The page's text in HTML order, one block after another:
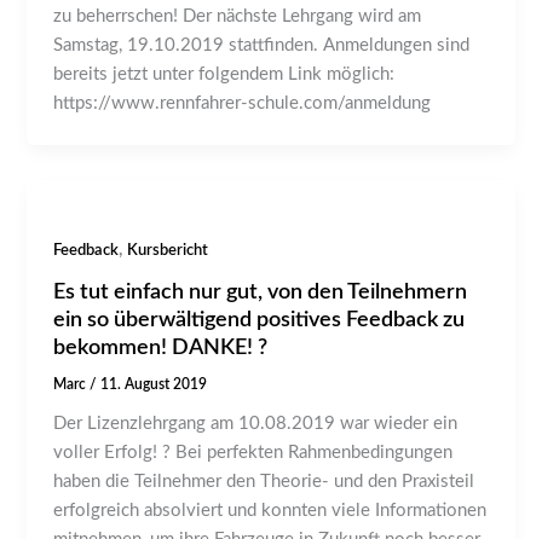
zu beherrschen! Der nächste Lehrgang wird am
Samstag, 19.10.2019 stattfinden. Anmeldungen sind
bereits jetzt unter folgendem Link möglich:
https://www.rennfahrer-schule.com/anmeldung
Feedback, Kursbericht
Es tut einfach nur gut, von den Teilnehmern
ein so überwältigend positives Feedback zu
bekommen! DANKE! ?
Marc/ 11. August 2019
Der Lizenzlehrgang am 10.08.2019 war wieder ein
voller Erfolg! ? Bei perfekten Rahmenbedingungen
haben die Teilnehmer den Theorie- und den Praxisteil
erfolgreich absolviert und konnten viele Informationen